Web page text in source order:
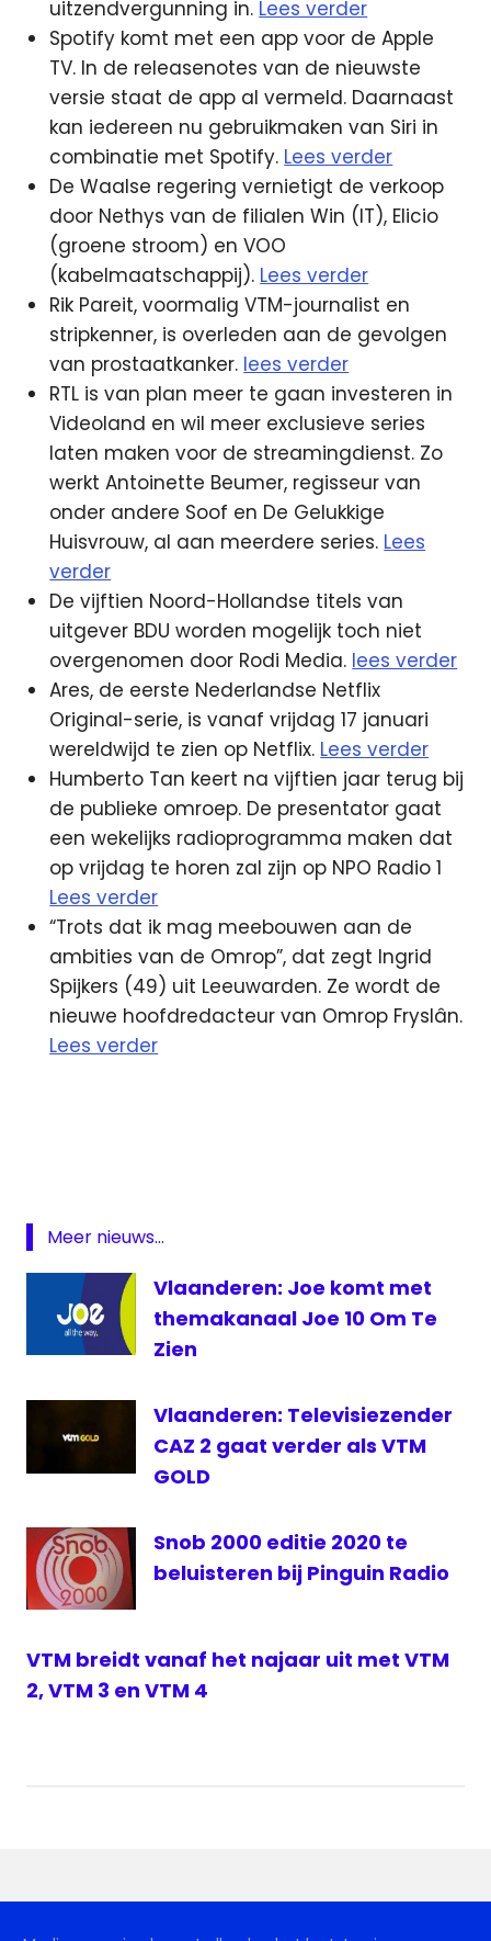
uitzendvergunning in. Lees verder
Spotify komt met een app voor de Apple
TV. In de releasenotes van de nieuwste
versie staat de app al vermeld. Daarnaast
kan iedereen nu gebruikmaken van Siri in
combinatie met Spotify. Lees verder
De Waalse regering vernietigt de verkoop
door Nethys van de filialen Win (IT), Elicio
(groene stroom) en VOO
(kabelmaatschappij). Lees verder
Rik Pareit, voormalig VTM-journalist en
stripkenner, is overleden aan de gevolgen
van prostaatkanker. lees verder
RTL is van plan meer te gaan investeren in
Videoland en wil meer exclusieve series
laten maken voor de streamingdienst. Zo
werkt Antoinette Beumer, regisseur van
onder andere Soof en De Gelukkige
Huisvrouw, al aan meerdere series. Lees
verder
De vijftien Noord-Hollandse titels van
uitgever BDU worden mogelijk toch niet
overgenomen door Rodi Media. lees verder
Ares, de eerste Nederlandse Netflix
Original-serie, is vanaf vrijdag 17 januari
wereldwijd te zien op Netflix. Lees verder
Humberto Tan keert na vijftien jaar terug bij
de publieke omroep. De presentator gaat
een wekelijks radioprogramma maken dat
op vrijdag te horen zal zijn op NPO Radio 1
Lees verder
“Trots dat ik mag meebouwen aan de
ambities van de Omrop”, dat zegt Ingrid
Spijkers (49) uit Leeuwarden. Ze wordt de
nieuwe hoofdredacteur van Omrop Fryslân.
Lees verder
VTM
Meer nieuws...
Vlaanderen: Joe komt met
themakanaal Joe 10 Om Te
Zien
Vlaanderen: Televisiezender
CAZ 2 gaat verder als VTM
GOLD
Snob 2000 editie 2020 te
beluisteren bij Pinguin Radio
VTM breidt vanaf het najaar uit met VTM
2, VTM 3 en VTM 4